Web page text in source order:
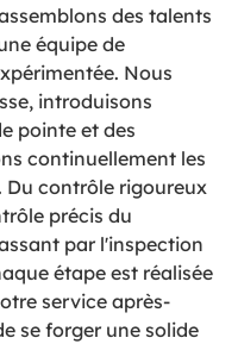
des talents
équipe de
Nous
introduisons
pointe et des
continuellement les
Du contrôle rigoureux
précis du
par l'inspection
étape est réalisée
service après-
se forger une solide